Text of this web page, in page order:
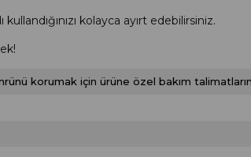
kolayca ayırt edebilirsiniz.
korumak için ürüne özel bakım